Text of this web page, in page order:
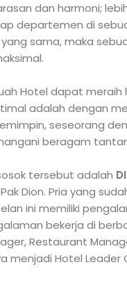
dan harmoni;
departemen di
sama, maka
Hotel dapat meraih
adalah dengan
seseorang
beragam
tersebut adalah
Dion. Pria yang
ini memiliki
bekerja di
Restaurant
menjadi Hotel Leader